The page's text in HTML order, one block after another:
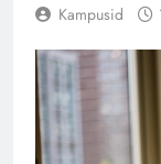
Kampusid